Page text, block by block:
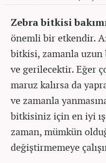
Zebra bitkisi
önemli bir etkendir.
bitkisi, zamanla uzun
ve gerilecektir. Eğer
maruz kalırsa da
ve zamanla
bitkisiniz için en iyi
zaman, mümkün
değiştirmemeye